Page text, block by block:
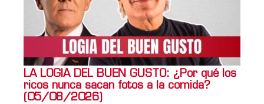
LA LOGIA DEL BUEN GUSTO: ¿Por qué los
ricos nunca sacan fotos a la comida?
(05/08/2026)